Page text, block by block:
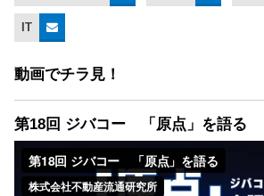
IT
動画でチラ見！
第18回 ジバコー 「原点」を語る